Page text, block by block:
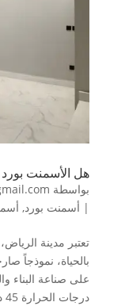
هل الأسمنت
بواسطة
| أسمنت بورد,
تعتبر مدينة
بالحياة، نموذجاً
على صناعة البناء